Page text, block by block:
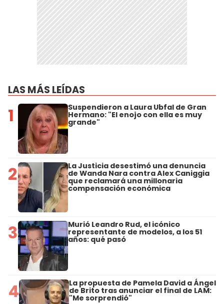
LAS MÁS LEÍDAS
1 Suspendieron a Laura Ubfal de Gran
Hermano: "El enojo con ella es muy
grande"
2 La Justicia desestimó una denuncia
de Wanda Nara contra Alex Caniggia
que reclamará una millonaria
compensación económica
3 Murió Leandro Rud, el icónico
representante de modelos, a los 51
años: qué pasó
4 La propuesta de Pamela David a Ángel
de Brito tras anunciar el final de LAM:
"Me sorprendió"